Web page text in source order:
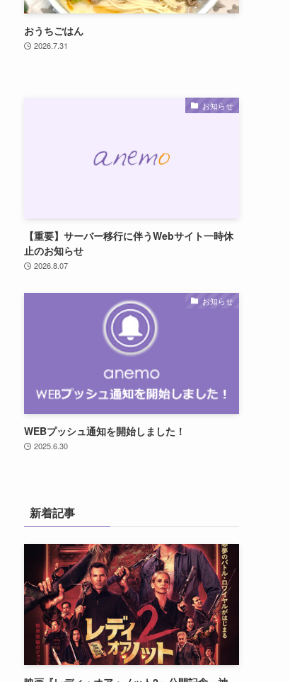
おうちごはん
2026.7.31
お知らせ
【重要】サーバー移行に伴うWebサイト一時休
止のお知らせ
2026.8.07
お知らせ
WEBプッシュ通知を開始しました！
2025.6.30
新着記事